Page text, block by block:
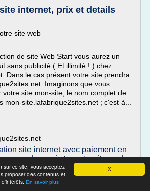
X
sur ce site, vous acceptez
proposer des contenus et
En savoir plus
internet, prix et details
site web
de site Web Start vous aurez un
sans publicité ( Et illimité ! ) chez
Dans le cas présent votre site prendra
Imaginons que vous
votre site mon-site, le nom complet de
mon-site.lafabrique2sites.net ; c'est à...
site internet avec paiement en
sur internet/site web
ligne/acheter domaine site web